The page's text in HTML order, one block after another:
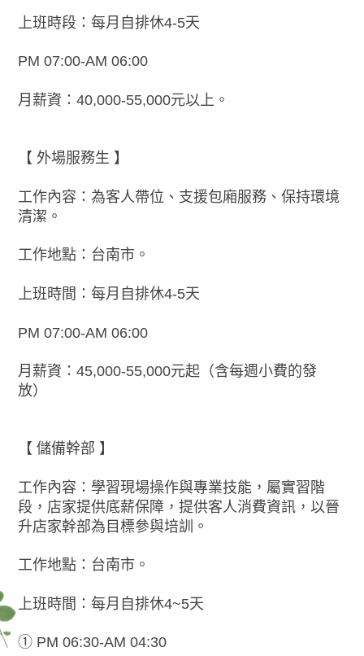
上班時段：每月自排休4-5天
PM 07:00-AM 06:00
月薪資：40,000-55,000元以上。
【 外場服務生 】
工作內容：為客人帶位、支援包廂服務、保持環境
清潔。
工作地點：台南市。
上班時間：每月自排休4-5天
PM 07:00-AM 06:00
月薪資：45,000-55,000元起（含每週小費的發
放）
【 儲備幹部 】
工作內容：學習現場操作與專業技能，屬實習階
段，店家提供底薪保障，提供客人消費資訊，以晉
升店家幹部為目標參與培訓。
工作地點：台南市。
上班時間：每月自排休4~5天
① PM 06:30-AM 04:30